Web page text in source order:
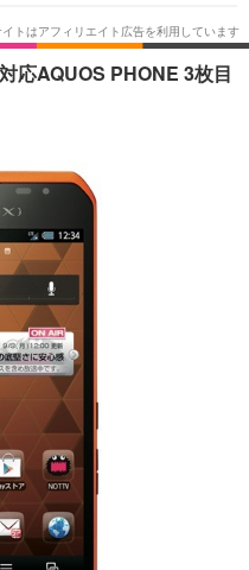
韓国・芸能
スポーツ
グルメ
ショッピング
AQUOS PHONE 3枚目